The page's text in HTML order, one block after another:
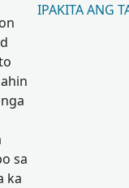
sa
ka
IPAKITA ANG